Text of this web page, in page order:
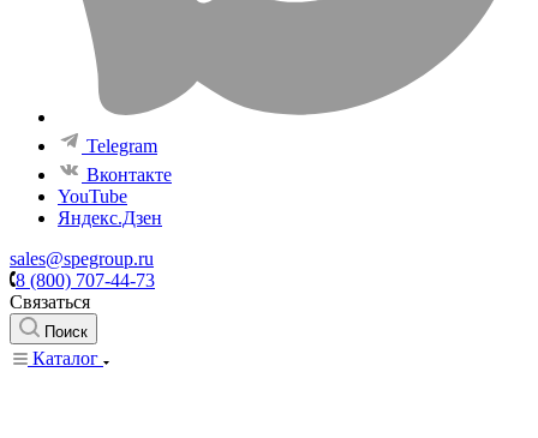
Telegram
Вконтакте
YouTube
Яндекс.Дзен
sales@spegroup.ru
8 (800) 707-44-73
Связаться
Поиск
Каталог